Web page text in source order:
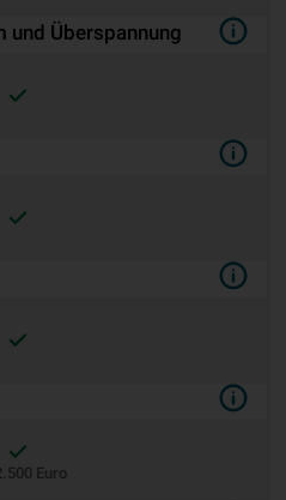
und Überspannung
Euro